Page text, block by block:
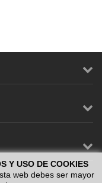
Y USO DE COOKIES
web debes ser mayor